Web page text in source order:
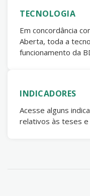
TECNOLOGIA
Em concordância
Aberta, toda a
funcionamento da
INDICADORES
Acesse alguns
relativos às teses